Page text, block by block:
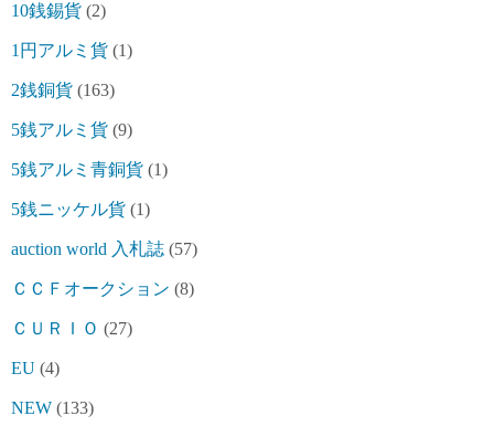
10銭錫貨 (2)
1円アルミ貨 (1)
2銭銅貨 (163)
5銭アルミ貨 (9)
5銭アルミ青銅貨 (1)
5銭ニッケル貨 (1)
auction world 入札誌 (57)
ＣＣＦオークション (8)
ＣＵＲＩＯ (27)
EU (4)
NEW (133)